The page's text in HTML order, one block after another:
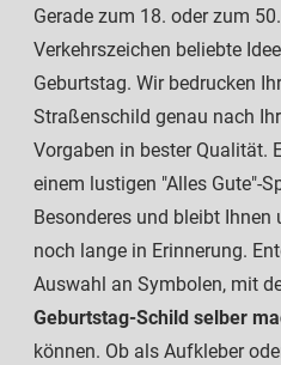
Gerade zum 18. oder zum
Verkehrszeichen beliebte
Geburtstag. Wir bedrucken
Straßenschild genau nach
Vorgaben in bester Qualität.
einem lustigen "Alles Gute"-
Besonderes und bleibt
noch lange in Erinnerung.
Auswahl an Symbolen, mit
Geburtstag-Schild selber
können. Ob als Aufkleber